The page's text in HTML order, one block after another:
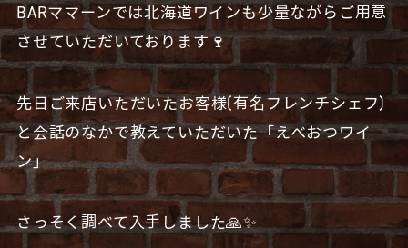
BARママーンでは北海道ワインも少量ながらご用意
させていただいております🍷
先日ご来店いただいたお客様(有名フレンチシェフ)
と会話のなかで教えていただいた「えべおつワイ
ン」
さっそく調べて入手しました🙏✨